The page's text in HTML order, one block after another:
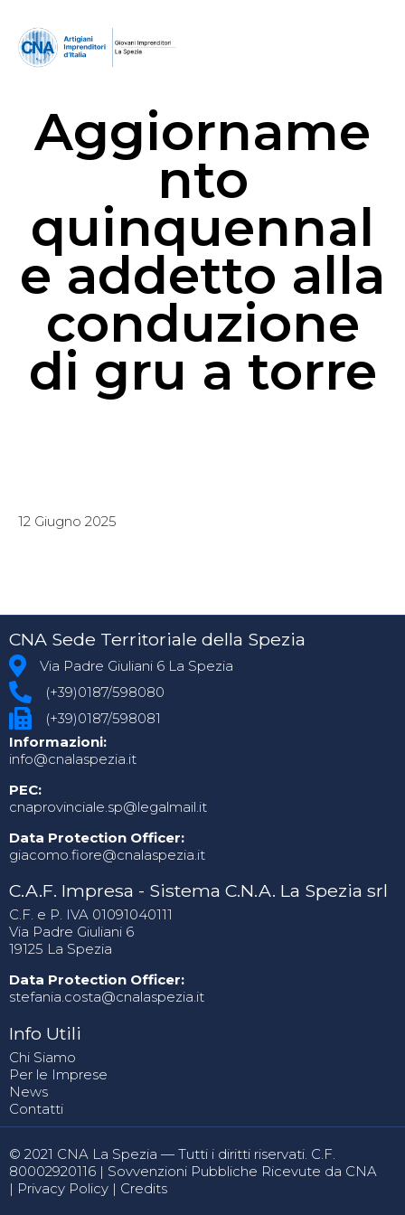
Aggiorname
nto
quinquennal
e addetto alla
conduzione
di gru a torre
12 Giugno 2025
CNA Sede Territoriale della Spezia
Via Padre Giuliani 6 La Spezia
(+39)0187/598080
(+39)0187/598081
Informazioni:
info@cnalaspezia.it
PEC:
cnaprovinciale.sp@legalmail.it
Data Protection Officer:
giacomo.fiore@cnalaspezia.it
C.A.F. Impresa - Sistema C.N.A. La Spezia srl
C.F. e P. IVA 01091040111
Via Padre Giuliani 6
19125 La Spezia
Data Protection Officer:
stefania.costa@cnalaspezia.it
Info Utili
Chi Siamo
Per le Imprese
News
Contatti
© 2021 CNA La Spezia — Tutti i diritti riservati. C.F.
80002920116 | Sovvenzioni Pubbliche Ricevute da CNA
| Privacy Policy | Credits